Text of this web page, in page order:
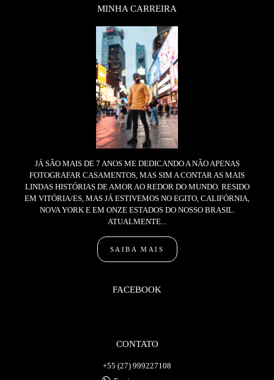
MINHA CARREIRA
JÁ SÃO MAIS DE 7 ANOS ME DEDICANDO A NÃO APENAS
FOTOGRAFAR CASAMENTOS, MAS SIM A CONTAR AS MAIS
LINDAS HISTÓRIAS DE AMOR AO REDOR DO MUNDO. RESIDO
EM VITÓRIA/ES, MAS JÁ ESTIVEMOS NO EGITO, CALIFÓRNIA,
NOVA YORK E EM ONZE ESTADOS DO NOSSO BRASIL.
ATUALMENTE...
SAIBA MAIS
FACEBOOK
CONTATO
+55 (27) 999227108